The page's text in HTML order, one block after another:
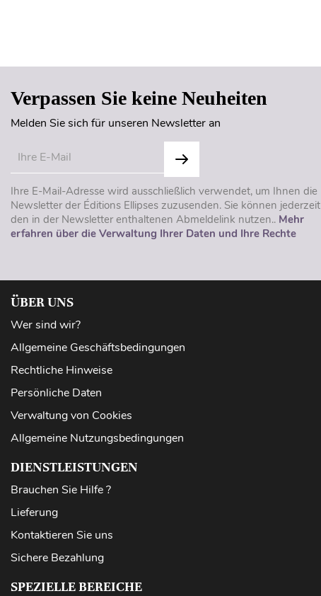
Verpassen Sie keine Neuheiten
Melden Sie sich für unseren Newsletter an
Ihre E-Mail-Adresse wird ausschließlich verwendet, um Ihnen die
Newsletter der Éditions Ellipses zuzusenden. Sie können jederzeit
den in der Newsletter enthaltenen Abmeldelink nutzen.. Mehr
erfahren über die Verwaltung Ihrer Daten und Ihre Rechte
ÜBER UNS
Wer sind wir?
Allgemeine Geschäftsbedingungen
Rechtliche Hinweise
Persönliche Daten
Verwaltung von Cookies
Allgemeine Nutzungsbedingungen
DIENSTLEISTUNGEN
Brauchen Sie Hilfe ?
Lieferung
Kontaktieren Sie uns
Sichere Bezahlung
SPEZIELLE BEREICHE